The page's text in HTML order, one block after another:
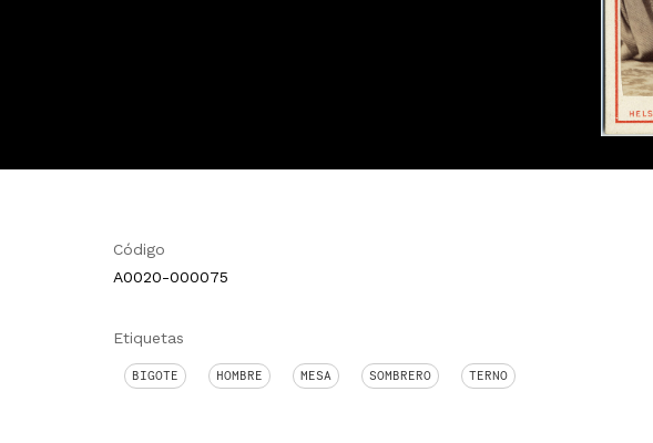
Código
A0020-000075
Etiquetas
BIGOTE HOMBRE MESA SOMBRERO TERNO